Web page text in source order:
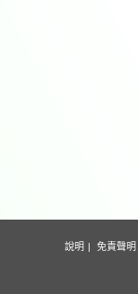
說明 免責聲明